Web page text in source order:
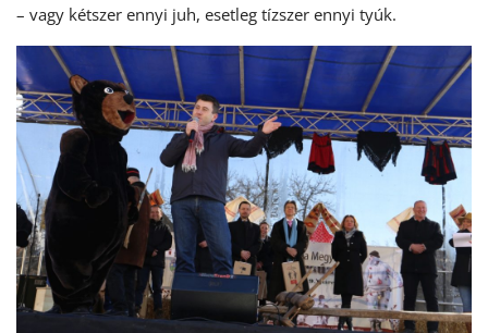
– vagy kétszer ennyi juh, esetleg tízszer ennyi tyúk.